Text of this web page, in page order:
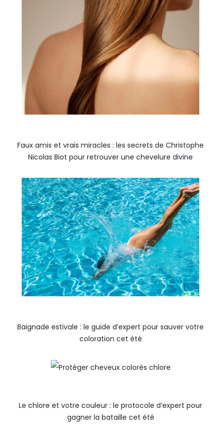
Faux amis et vrais miracles : les secrets de Christophe
Nicolas Biot pour retrouver une chevelure divine
Baignade estivale : le guide d’expert pour sauver votre
coloration cet été
Le chlore et votre couleur : le protocole d’expert pour
gagner la bataille cet été